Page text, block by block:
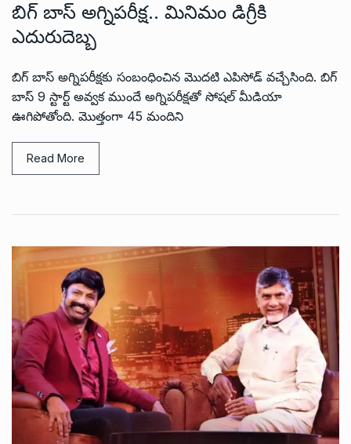
బిగ్ బాస్ అగ్నిపరీక్ష.. మినిమం డిగ్రీకి
ఎదురుదెబ్బ
బిగ్ బాస్ అగ్నిపరీక్షకు సంబంధించిన మొదటి ఎపిసోడ్ వచ్చేసింది. బిగ్
బాస్ 9 స్టార్ట్ అవ్వక ముందే అగ్నిపరీక్షతో సోషల్ మీడియా
ఊగిపోతోంది. మొత్తంగా 45 మందిని
Read More